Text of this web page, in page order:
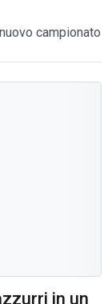
campionato
in un